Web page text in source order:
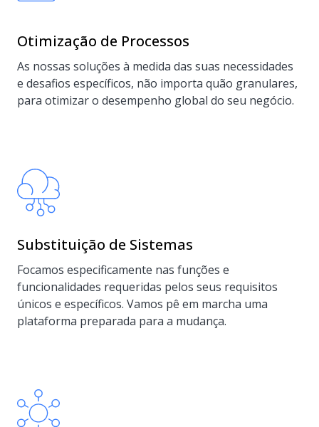
Otimização de Processos
As nossas soluções à medida das suas necessidades
e desafios específicos, não importa quão granulares,
para otimizar o desempenho global do seu negócio.
Substituição de Sistemas
Focamos especificamente nas funções e
funcionalidades requeridas pelos seus requisitos
únicos e específicos. Vamos pê em marcha uma
plataforma preparada para a mudança.